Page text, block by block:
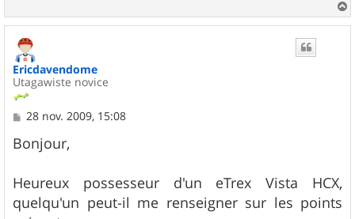
a
Ericdavendome
Utagawiste novice
M
s
s
g
e
28 nov. 2009, 15:08
Bonjour,
Heureux possesseur d'un eTrex Vista HCX,
quelqu'un peut-il me renseigner sur les points